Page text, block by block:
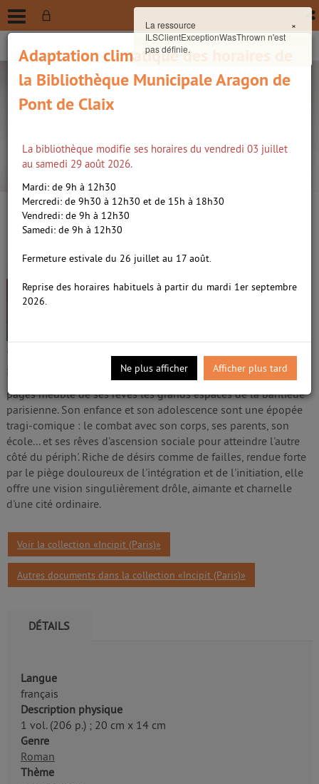
recherche avancée
4/5
1
Pour que je m'aime encore /
Madjidi, Maryam (1980-....).
Éditeur commercial
Madjidi, Maryam (1980-....). Éditeur commercial
Edité parLe nouvel Attila. Paris- 2021
La petite fille qui prend la parole dans ces
pages meuble de ses rêves les grands espaces de la banlieue
parisienne. Son enfance et son adolescence sont une épopée
tragi-comique : le combat avec son corps, ses parents, son
école... et ses rêves d'ascension sociale pour atteindre l'autre
côté du périph'. Riche de désirs comme de failles, rendue forte
par le piège douloureux de l'intégration et de l'initiation, elle
offre une vision singulièrement drôle, aimante et charnelle
d'une cité ordinaire.
Voir la collection «Incipit (Paris)»
Autres documents dans la collection «Incipit (Paris)»
DÉTAILS
Langue
français
Description physique
1 vol. (206 p.) ; 20 cm x 14 cm
Genre
Roman
Thème
Adaptation climatique des horaires de
la Bibliothèque Municipale Aragon de
Pont de Claix
La bibliothèque modifie ses horaires du vendredi 03 juillet
au samedi 29 août 2026.
Mardi: de 9h à 12h30
Mercredi: de 9h30 à 12h30 et de 15h à 18h30
Vendredi: de 9h à 12h30
Samedi: de 9h à 12h30
Fermeture estivale du 26 juillet au 17 août.
Reprise des horaires habituels à partir du mardi 1er septembre
2026.
Ne plus afficher Afficher plus tard
×
La ressource
ILSClientExceptionWasThrown n'est
pas définie.